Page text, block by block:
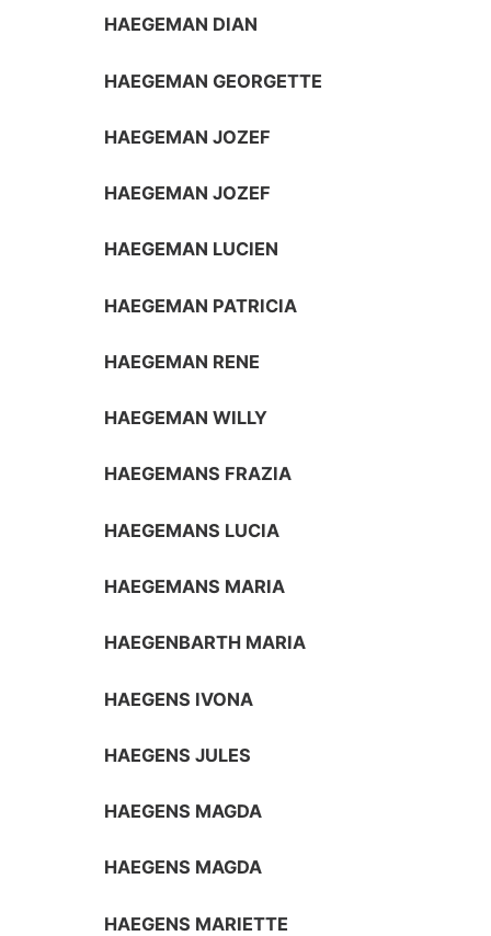
HAEGEMAN DIAN
HAEGEMAN GEORGETTE
HAEGEMAN JOZEF
HAEGEMAN JOZEF
HAEGEMAN LUCIEN
HAEGEMAN PATRICIA
HAEGEMAN RENE
HAEGEMAN WILLY
HAEGEMANS FRAZIA
HAEGEMANS LUCIA
HAEGEMANS MARIA
HAEGENBARTH MARIA
HAEGENS IVONA
HAEGENS JULES
HAEGENS MAGDA
HAEGENS MAGDA
HAEGENS MARIETTE